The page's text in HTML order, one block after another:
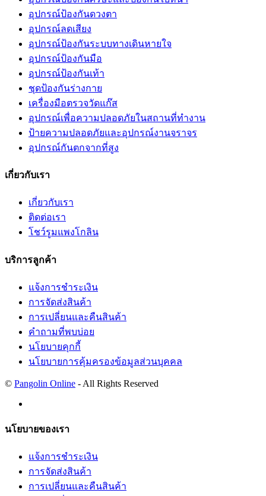
อุปกรณ์ป้องกันดวงตา
อุปกรณ์ลดเสียง
อุปกรณ์ป้องกันระบบทางเดินหายใจ
อุปกรณ์ป้องกันมือ
อุปกรณ์ป้องกันเท้า
ชุดป้องกันร่างกาย
เครื่องมือตรวจวัดแก๊ส
อุปกรณ์เพื่อความปลอดภัยในสถานที่ทำงาน
ป้ายความปลอดภัยและอุปกรณ์งานจราจร
อุปกรณ์กันตกจากที่สูง
เกี่ยวกับเรา
เกี่ยวกับเรา
ติดต่อเรา
โชว์รูมแพงโกลิน
บริการลูกค้า
แจ้งการชำระเงิน
การจัดส่งสินค้า
การเปลี่ยนและคืนสินค้า
คำถามที่พบบ่อย
นโยบายคุกกี้
นโยบายการคุ้มครองข้อมูลส่วนบุคคล
© Pangolin Online - All Rights Reserved
นโยบายของเรา
แจ้งการชำระเงิน
การจัดส่งสินค้า
การเปลี่ยนและคืนสินค้า